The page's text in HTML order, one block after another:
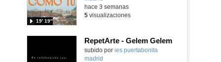
19′ 19″
hace 3 semanas
5visualizaciones
RepetArte - Gelem Gelem
subido por ies puertabonita
madrid